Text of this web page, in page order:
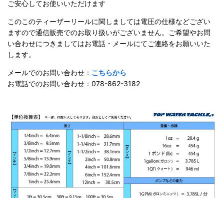
ご安心してお使いいただけます
このこのティーザーリールに関しましては電圧の仕様などござい
ますので通信販売でのお取り扱いがございません。ご希望やお問
い合わせにつきましてはお電話・メールにてご連絡をお願いいた
します。
メールでのお問い合わせ： こちらから
お電話でのお問い合わせ：078-862-3182